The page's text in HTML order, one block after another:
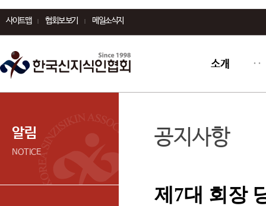
사이트맵 협회보 보기 메일소식지
소개
알림
NOTICE
공지사항
제7대 회장